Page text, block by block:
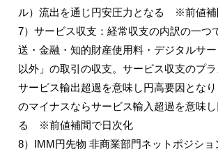
ル）流出を通じ円安圧力となる ※前値補
7）サービス収支：経常収支の内訳の一つ
送・金融・知的財産使用料・デジタルサ
以外」の取引の収支。サービス収支のプ
サービス輸出超過を意味し円高要因とな
のマイナスならサービス輸入超過を意味
る ※前値補間で日次化
8）IMM円先物 非商業部門ネットポジショ